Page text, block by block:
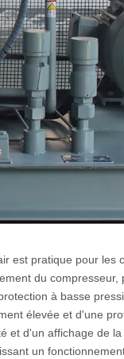
est pratique pour les
du compresseur,
à basse
élevée et d'une
et d'un affichage de
un